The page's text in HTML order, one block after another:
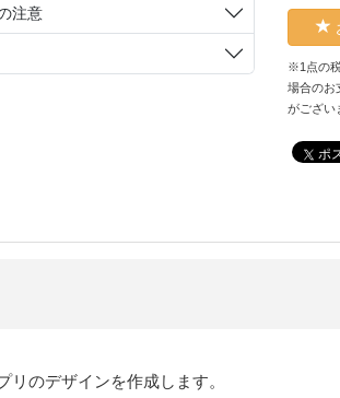
注意
※1点の
場合のお
がござい
ポ
リのデザインを作成します。